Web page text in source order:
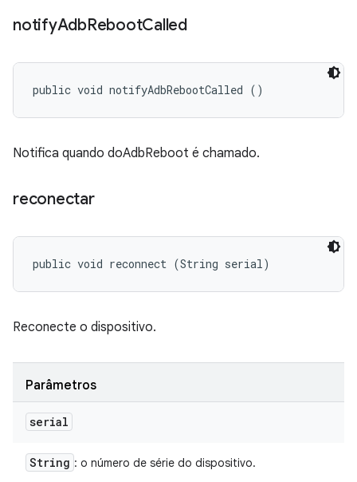
notifyAdbRebootCalled
public void notifyAdbRebootCalled ()
Notifica quando doAdbReboot é chamado.
reconectar
public void reconnect (String serial)
Reconecte o dispositivo.
Parâmetros
serial
String : o número de série do dispositivo.